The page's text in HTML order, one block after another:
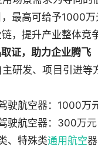
最高可给予1000
，提升产业整体竞
证，助力企业腾飞
研发、项目引进
驶航空器：1000万
驶航空器：300万元
、特殊类通用航空